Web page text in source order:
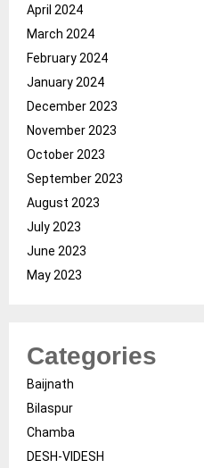
April 2024
March 2024
February 2024
January 2024
December 2023
November 2023
October 2023
September 2023
August 2023
July 2023
June 2023
May 2023
Categories
Baijnath
Bilaspur
Chamba
DESH-VIDESH